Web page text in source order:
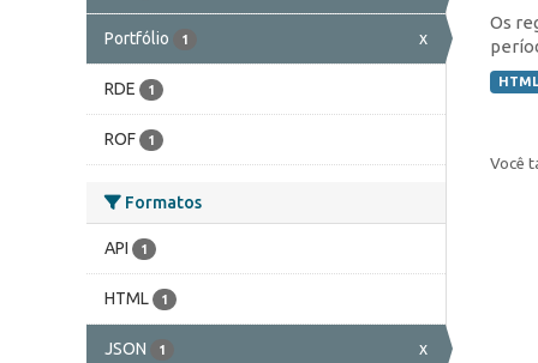
Portfólio 1 x
RDE 1
ROF 1
Formatos
API 1
HTML 1
JSON 1 x
Os
Você